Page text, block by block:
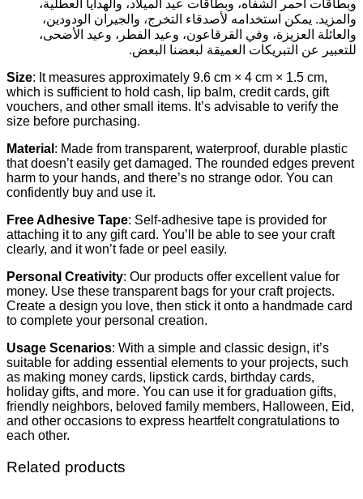
وبطاقات أحمر الشفاه، وبطاقات عيد الميلاد، والهدايا العطلية،
والمزيد. يمكن استخدامه لأصدقاء التخرج، والجيران الودودين،
والعائلة العزيزة، وفي القرقاعون، وعيد الفطر، وعيد الأضحى،
للتعبير عن التبريكات العميقة لبعضنا البعض.
Size: It measures approximately 9.6 cm × 4 cm × 1.5 cm,
which is sufficient to hold cash, lip balm, credit cards, gift
vouchers, and other small items. It’s advisable to verify the
size before purchasing.
Material : Made from transparent, waterproof, durable plastic
that doesn’t easily get damaged. The rounded edges prevent
harm to your hands, and there’s no strange odor. You can
confidently buy and use it.
Free Adhesive Tape: Self-adhesive tape is provided for
attaching it to any gift card. You’ll be able to see your craft
clearly, and it won’t fade or peel easily.
Personal Creativity: Our products offer excellent value for
money. Use these transparent bags for your craft projects.
Create a design you love, then stick it onto a handmade card
to complete your personal creation.
Usage Scenarios: With a simple and classic design, it’s
suitable for adding essential elements to your projects, such
as making money cards, lipstick cards, birthday cards,
holiday gifts, and more. You can use it for graduation gifts,
friendly neighbors, beloved family members, Halloween, Eid,
and other occasions to express heartfelt congratulations to
each other.
Related products